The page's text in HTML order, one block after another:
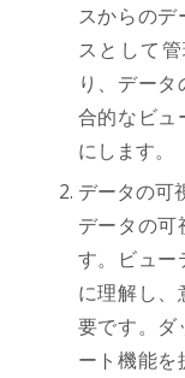
スからの
スとして
り、デー
合的なビュ
にします。
データの可
データの可
す。ビュー
に理解し
要です。ダ
ート機能